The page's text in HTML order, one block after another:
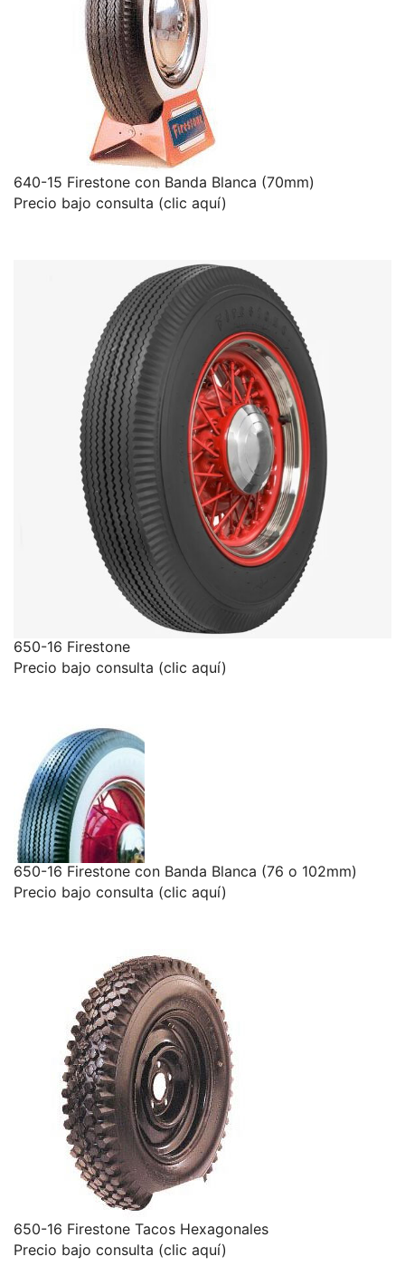
640-15 Firestone con Banda Blanca (70mm)
Precio bajo consulta (clic aquí)
650-16 Firestone
Precio bajo consulta (clic aquí)
650-16 Firestone con Banda Blanca (76 o 102mm)
Precio bajo consulta (clic aquí)
650-16 Firestone Tacos Hexagonales
Precio bajo consulta (clic aquí)